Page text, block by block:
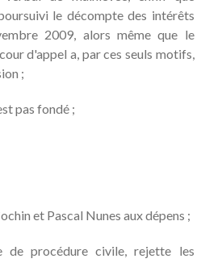
le décompte des intérêts
2009, alors même que le
d'appel a, par ces seuls motifs,
;
pas fondé ;
et Pascal Nunes aux dépens ;
procédure civile, rejette les